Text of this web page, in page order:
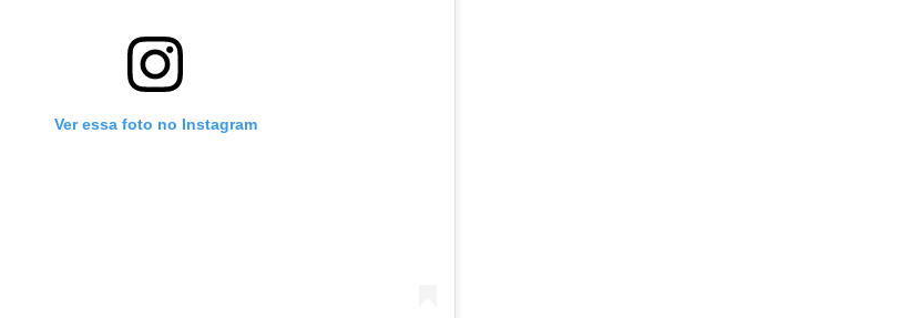
Ver essa foto no Instagram